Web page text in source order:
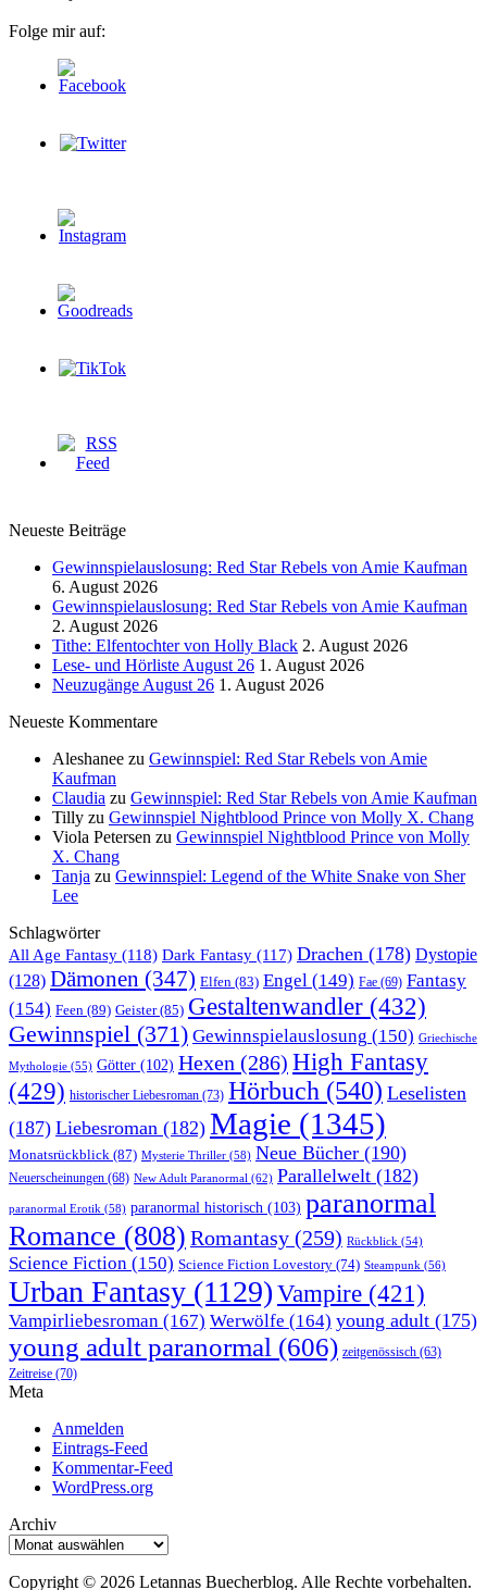
Folge mir auf:
Neueste Beiträge
Gewinnspielauslosung: Red Star Rebels von Amie Kaufman
6. August 2026
Gewinnspielauslosung: Red Star Rebels von Amie Kaufman
2. August 2026
Tithe: Elfentochter von Holly Black 2. August 2026
Lese- und Hörliste August 26 1. August 2026
Neuzugänge August 26 1. August 2026
Neueste Kommentare
Aleshanee zu Gewinnspiel: Red Star Rebels von Amie
Kaufman
Claudia zu Gewinnspiel: Red Star Rebels von Amie Kaufman
Tilly zu Gewinnspiel Nightblood Prince von Molly X. Chang
Viola Petersen zu Gewinnspiel Nightblood Prince von Molly
X. Chang
Tanja zu Gewinnspiel: Legend of the White Snake von Sher
Lee
Schlagwörter
All Age Fantasy (118) Dark Fantasy (117) Drachen (178) Dystopie
(128) Dämonen (347) Elfen (83) Engel (149) Fae (69) Fantasy
(154) Feen (89) Geister(85) Gestaltenwandler (432)
Gewinnspiel (371) Gewinnspielauslosung (150) Griechische
Mythologie (55) Götter (102) Hexen (286) High Fantasy
(429) historischer Liebesroman (73) Hörbuch (540) Leselisten
(187) Liebesroman (182) Magie (1345)
Monatsrückblick (87) Mysterie Thriller (58) Neue Bücher (190)
Neuerscheinungen (68) New Adult Paranormal (62) Parallelwelt (182)
paranormal Erotik (58) paranormal historisch (103) paranormal
Romance (808) Romantasy (259) Rückblick (54)
Science Fiction (150) Science Fiction Lovestory (74) Steampunk (56)
Urban Fantasy (1129) Vampire (421)
Vampirliebesroman (167) Werwölfe (164) young adult (175)
young adult paranormal (606) zeitgenössisch (63)
Zeitreise (70)
Meta
Anmelden
Eintrags-Feed
Kommentar-Feed
WordPress.org
Archiv
Archiv
Copyright © 2026 Letannas Buecherblog. Alle Rechte vorbehalten.